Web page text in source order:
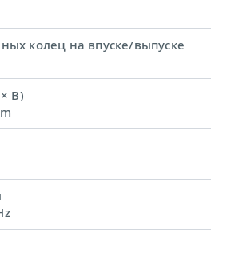
колец на впуске/выпуске
В)